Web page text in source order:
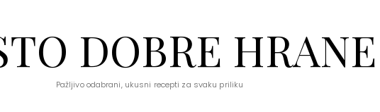
DOBRE HRANE
Pažljivo odabrani, ukusni recepti za svaku priliku